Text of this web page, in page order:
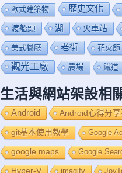
歐式建築物 歷史文化
渡船頭 湖 火車站
美式餐廳 老街 花火節
觀光工廠 農場 鐡道
生活與網站架設相
Android Android心得分
git基本使用教學 Google
google maps Google
Hyper-V imagify